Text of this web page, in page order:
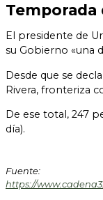
Temporada
El presidente de
su Gobierno «una
Desde que se
Rivera, fronteriza
De ese total, 247
día).
Fuente:
https://